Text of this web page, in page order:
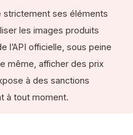
strictement ses éléments
les images produits
l’API officielle, sous peine
même, afficher des prix
à des sanctions
à tout moment.